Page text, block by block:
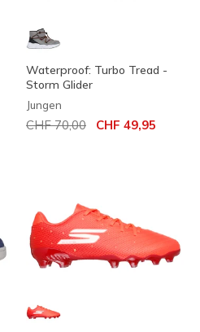
Waterproof: Turbo Tread -
Storm Glider
Jungen
Reduziert von
CHF 70,00 auf
CHF 49,95